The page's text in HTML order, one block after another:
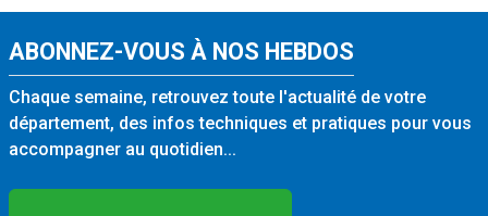
ABONNEZ-VOUS À NOS HEBDOS
Chaque semaine, retrouvez toute l'actualité de votre
département, des infos techniques et pratiques pour vous
accompagner au quotidien...